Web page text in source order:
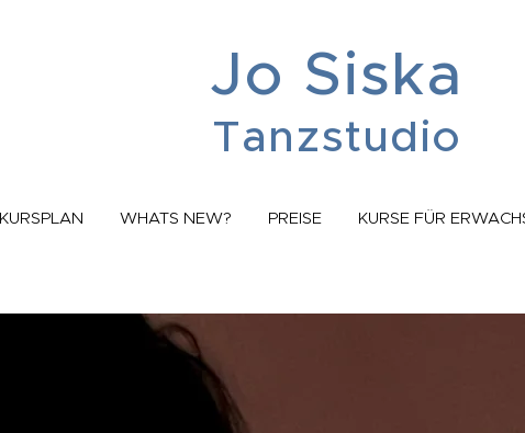
Jo Siska
KURSPLAN WHATS NEW? PREISE KURSE FÜR
Tanzstudio